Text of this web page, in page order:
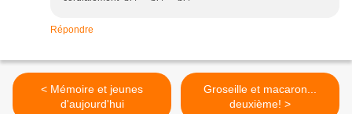
Répondre
< Mémoire et jeunes
d'aujourd'hui
Groseille et macaron...
deuxième! >